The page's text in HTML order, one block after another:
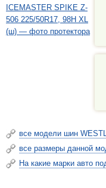
все модели шин
все размеры данной
На какие марки авто